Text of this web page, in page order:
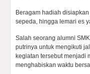
Beragam hadiah
sepeda, hingga lemari es
Salah seorang alumni
putrinya untuk mengikuti
kegiatan tersebut menjadi
menghabiskan waktu